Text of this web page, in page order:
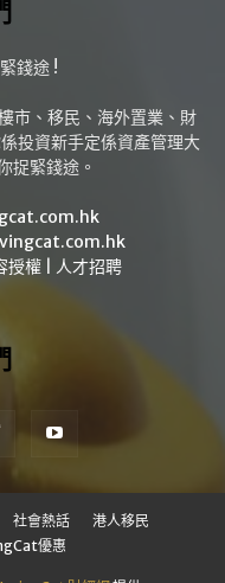
錢途 !
市、移民、海外置業、財
投資新手定係資產管理大
捉緊錢途。
授權 人才招聘
社會熱話
港人移民
優惠